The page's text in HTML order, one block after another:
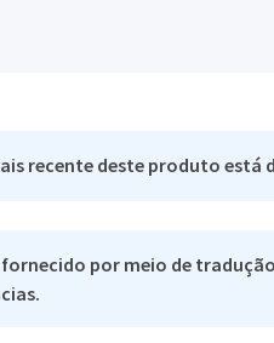
recente deste produto está
por meio de